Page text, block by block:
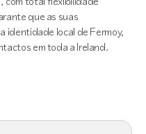
que as suas
identidade local de Fermoy,
em toda a Ireland.